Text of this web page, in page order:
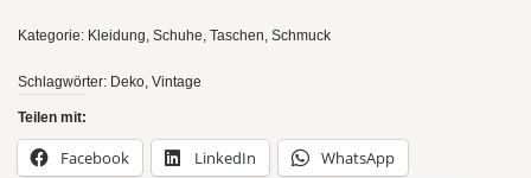
Kategorie: Kleidung, Schuhe, Taschen, Schmuck
Schlagwörter: Deko, Vintage
Teilen mit:
Facebook LinkedIn WhatsApp